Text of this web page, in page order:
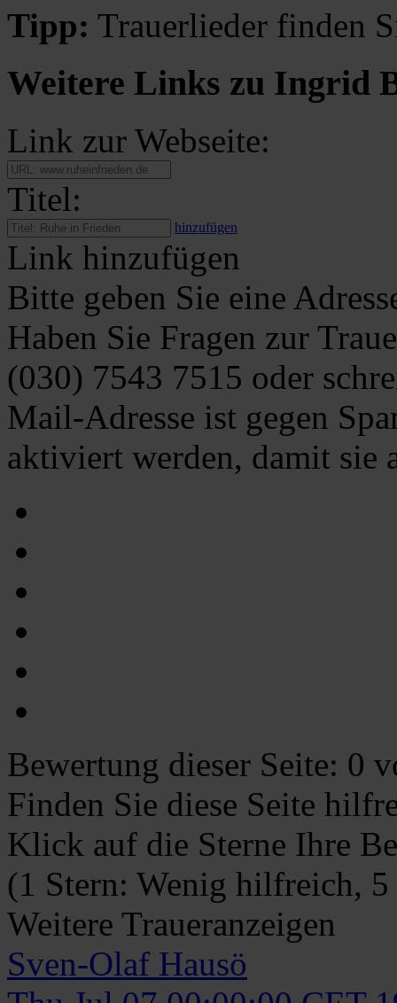
Tipp: Trauerlieder finden
Weitere Links zu Ingrid
Link zur Webseite:
Titel:
hinzufügen
Link hinzufügen
Bitte geben Sie eine
Haben Sie Fragen zur
(030) 7543 7515 oder
Mail-Adresse ist gegen
aktiviert werden, damit sie
Bewertung dieser Seite: 0
Finden Sie diese Seite
Klick auf die Sterne Ihre
(1 Stern: Wenig hilfreich,
Weitere Traueranzeigen
Sven-Olaf Hausö